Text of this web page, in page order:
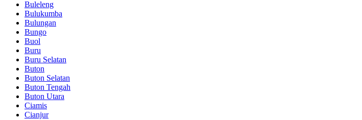
Buleleng
Bulukumba
Bulungan
Bungo
Buol
Buru
Buru Selatan
Buton
Buton Selatan
Buton Tengah
Buton Utara
Ciamis
Cianjur